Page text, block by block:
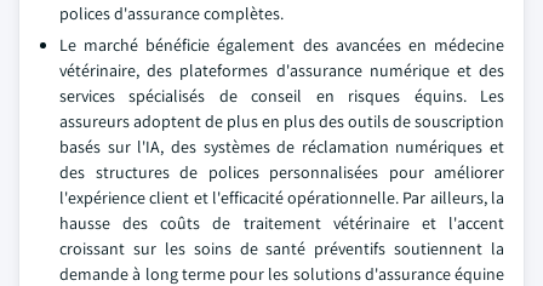
polices d'assurance complètes.
Le marché bénéficie également des avancées en médecine
vétérinaire, des plateformes d'assurance numérique et des
services spécialisés de conseil en risques équins. Les
assureurs adoptent de plus en plus des outils de souscription
basés sur l'IA, des systèmes de réclamation numériques et
des structures de polices personnalisées pour améliorer
l'expérience client et l'efficacité opérationnelle. Par ailleurs, la
hausse des coûts de traitement vétérinaire et l'accent
croissant sur les soins de santé préventifs soutiennent la
demande à long terme pour les solutions d'assurance équine